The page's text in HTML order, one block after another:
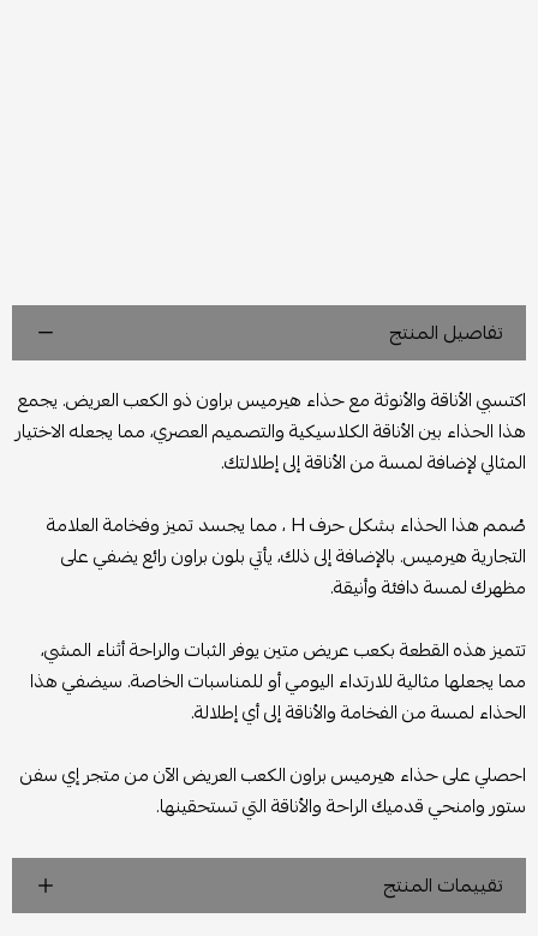
تفاصيل المنتج
اكتسبي الأناقة والأنوثة مع حذاء هيرميس براون ذو الكعب العريض. يجمع
هذا الحذاء بين الأناقة الكلاسيكية والتصميم العصري، مما يجعله الاختيار
المثالي لإضافة لمسة من الأناقة إلى إطلالتك.
صُمم هذا الحذاء بشكل حرف H ، مما يجسد تميز وفخامة العلامة
التجارية هيرميس. بالإضافة إلى ذلك، يأتي بلون براون رائع يضفي على
مظهرك لمسة دافئة وأنيقة.
تتميز هذه القطعة بكعب عريض متين يوفر الثبات والراحة أثناء المشي،
مما يجعلها مثالية للارتداء اليومي أو للمناسبات الخاصة. سيضفي هذا
الحذاء لمسة من الفخامة والأناقة إلى أي إطلالة.
احصلي على حذاء هيرميس براون الكعب العريض الآن من متجر إي سفن
ستور وامنحي قدميك الراحة والأناقة التي تستحقينها.
تقييمات المنتج